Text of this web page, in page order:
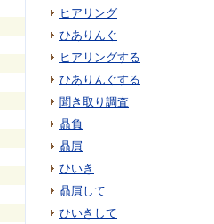
ヒアリング
ひありんぐ
ヒアリングする
ひありんぐする
聞き取り調査
贔負
贔屓
ひいき
贔屓して
ひいきして